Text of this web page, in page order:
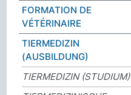
FORMATION DE
VÉTÉRINAIRE
TIERMEDIZIN
(AUSBILDUNG)
TIERMEDIZIN (STUDIUM)